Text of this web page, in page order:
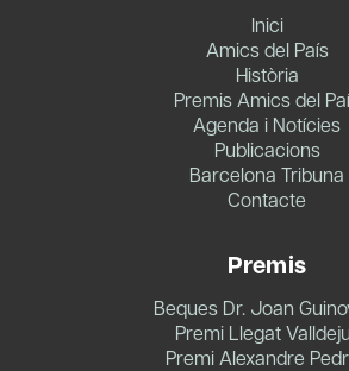
Inici
Amics del País
Història
Premis Amics del
Agenda i Notícies
Publicacions
Barcelona Tribuna
Contacte
Premis
Beques Dr. Joan
Premi Llegat
Premi Alexandre